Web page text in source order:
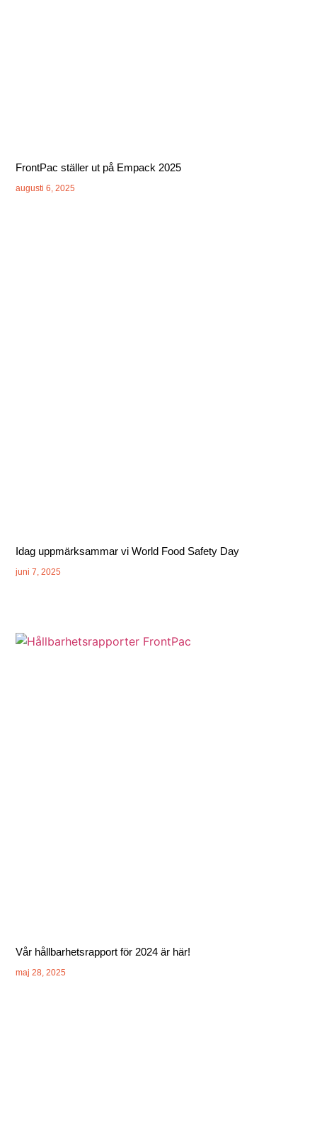
FrontPac ställer ut på Empack 2025
augusti 6, 2025
Idag uppmärksammar vi World Food Safety Day
juni 7, 2025
Vår hållbarhetsrapport för 2024 är här!
maj 28, 2025